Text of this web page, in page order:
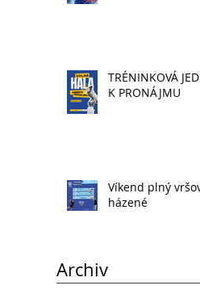
TRÉNINKOVÁ
K PRONÁJMU
Víkend plný
házené
Archiv